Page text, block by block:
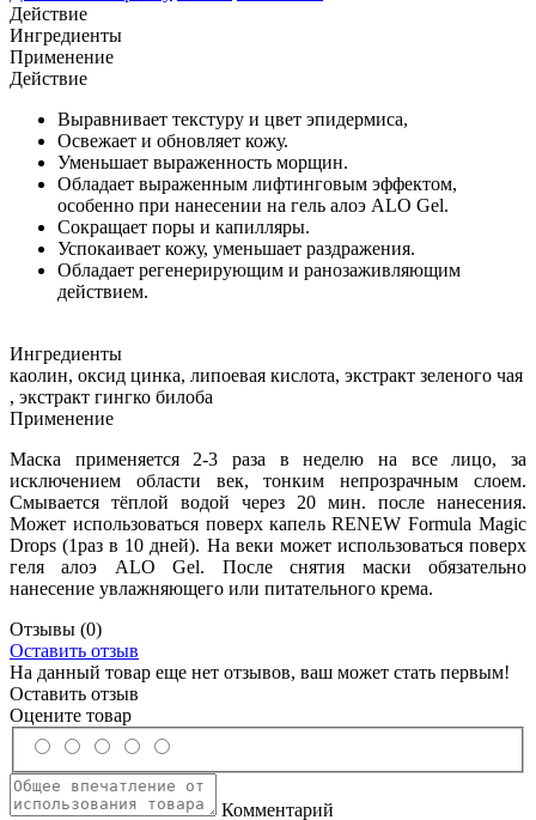
Действие
Ингредиенты
Применение
Действие
Выравнивает текстуру и цвет эпидермиса,
Освежает и обновляет кожу.
Уменьшает выраженность морщин.
Обладает выраженным лифтинговым эффектом,
особенно при нанесении на гель алоэ ALO Gel.
Сокращает поры и капилляры.
Успокаивает кожу, уменьшает раздражения.
Обладает регенерирующим и ранозаживляющим
действием.
Ингредиенты
каолин, оксид цинка, липоевая кислота, экстракт зеленого чая
, экстракт гингко билоба
Применение
Маска применяется 2-3 раза в неделю на все лицо, за
исключением области век, тонким непрозрачным слоем.
Смывается тёплой водой через 20 мин. после нанесения.
Может использоваться поверх капель RENEW Formula Magic
Drops (1раз в 10 дней). На веки может использоваться поверх
геля алоэ ALO Gel. После снятия маски обязательно
нанесение увлажняющего или питательного крема.
Отзывы (0)
Оставить отзыв
На данный товар еще нет отзывов, ваш может стать первым!
Оставить отзыв
Оцените товар
Комментарий